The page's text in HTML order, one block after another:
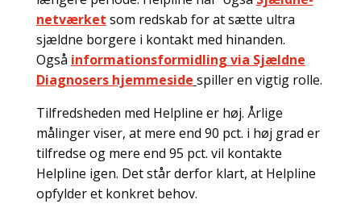
netværket som redskab for at sætte ultra
sjældne borgere i kontakt med hinanden.
Også informationsformidling via Sjældne
Diagnosers hjemmeside spiller en vigtig rolle.
Tilfredsheden med Helpline er høj. Årlige
målinger viser, at mere end 90 pct. i høj grad er
tilfredse og mere end 95 pct. vil kontakte
Helpline igen. Det står derfor klart, at Helpline
opfylder et konkret behov.